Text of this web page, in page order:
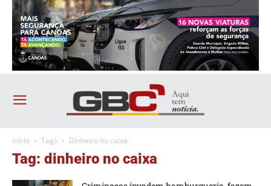
Início Tags Dinheiro no caixa
Tag: dinheiro no caixa